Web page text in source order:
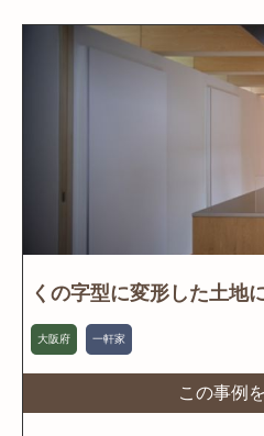
くの字型に変形した土地
大阪府 一軒家
この事例